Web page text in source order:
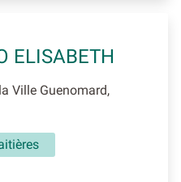
ELISABETH
Ville Guenomard,